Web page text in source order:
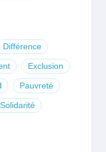
Différence
Exclusion
Pauvreté
Solidarité